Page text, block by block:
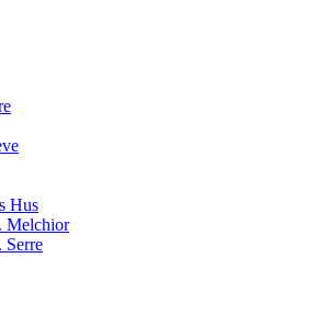
Hus
Melchior
Serre